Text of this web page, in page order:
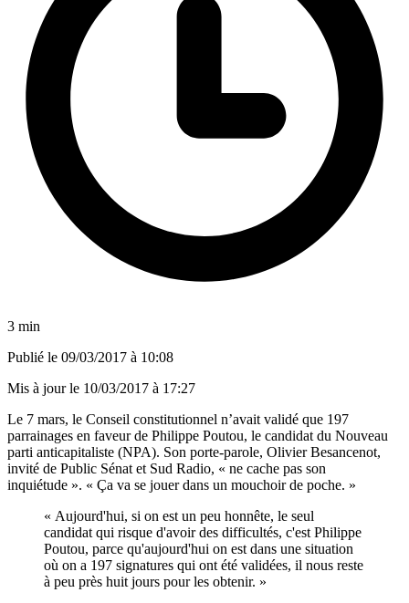
3 min
Publié le 09/03/2017 à 10:08
Mis à jour le 10/03/2017 à 17:27
Le 7 mars, le Conseil constitutionnel n’avait validé que 197
parrainages en faveur de Philippe Poutou, le candidat du Nouveau
parti anticapitaliste (NPA). Son porte-parole, Olivier Besancenot,
invité de Public Sénat et Sud Radio, « ne cache pas son
inquiétude ». « Ça va se jouer dans un mouchoir de poche. »
« Aujourd'hui, si on est un peu honnête, le seul
candidat qui risque d'avoir des difficultés, c'est Philippe
Poutou, parce qu'aujourd'hui on est dans une situation
où on a 197 signatures qui ont été validées, il nous reste
à peu près huit jours pour les obtenir. »